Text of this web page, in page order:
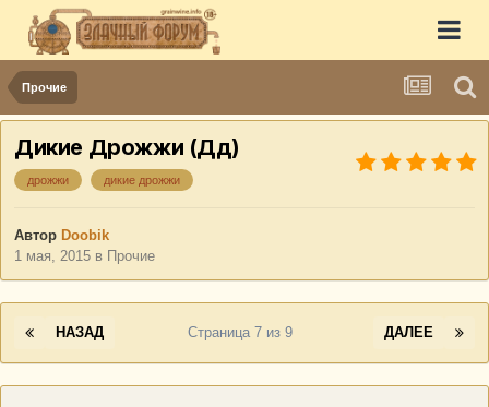
Прочие
Дикие Дрожжи (Дд)
дрожжи дикие дрожжи
Автор Doobik
1 мая, 2015 в Прочие
НАЗАД ДАЛЕЕ
Страница 7 из 9